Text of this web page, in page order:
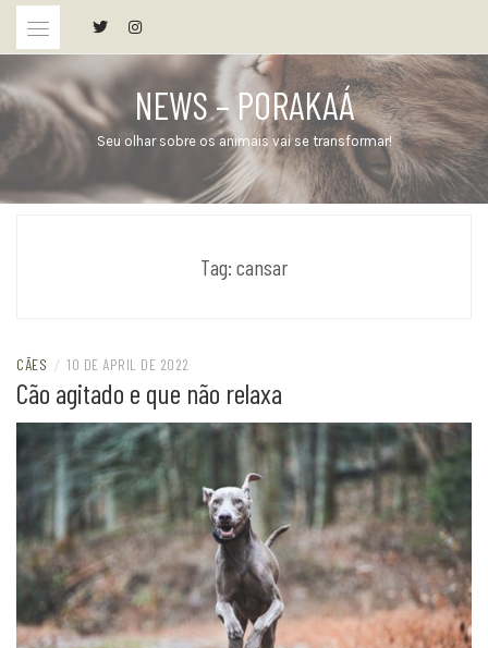
Skip
NEWS – PORAKAÁ
Seu olhar sobre os animais vai se transformar!
Tag: cansar
CÃES / 10 DE APRIL DE 2022
Cão agitado e que não relaxa